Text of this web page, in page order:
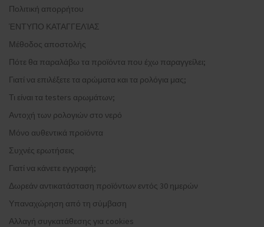
Πολιτική απορρήτου
ΈΝΤΥΠΟ ΚΑΤΑΓΓΕΛΊΑΣ
Μέθοδος αποστολής
Πότε θα παραλάβω τα προϊόντα που έχω παραγγείλει;
Γιατί να επιλέξετε τα αρώματα και τα ρολόγια μας;
Τι είναι τα testers αρωμάτων;
Αντοχή των ρολογιών στο νερό
Μόνο αυθεντικά προϊόντα
Συχνές ερωτήσεις
Γιατί να κάνετε εγγραφή;
Δωρεάν αντικατάσταση προϊόντων εντός 30 ημερών
Υπαναχώρηση από τη σύμβαση
Αλλαγή συγκατάθεσης για cookies